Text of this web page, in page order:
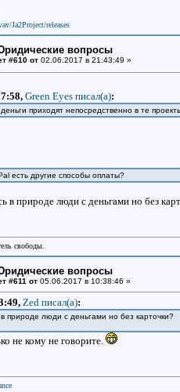
Ja2Project/releases
вопросы
#610 от 02.06.2017 в 21:43:49 »
Green Eyes писал(a):
приходят непосредственно в те
есть другие способы оплаты?
в природе люди с деньгами но без
свободы.
вопросы
#611 от 05.06.2017 в 10:38:46 »
Zed писал(a):
природе люди с деньгами но без карточки?
не кому не говорите.